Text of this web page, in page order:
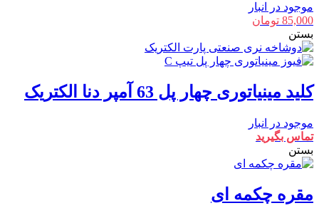
موجود در انبار
85,000 تومان
بستن
کلید مینیاتوری چهار پل 63 آمپر دنا الکتریک
موجود در انبار
تماس بگیرید
بستن
مقره چکمه ای